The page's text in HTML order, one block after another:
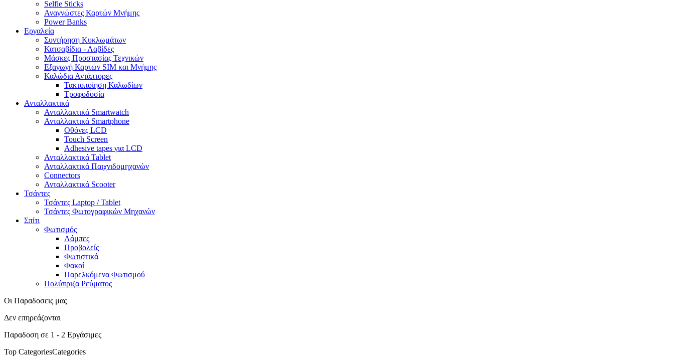
Selfie Sticks
Αναγνώστες Καρτών Μνήμης
Power Banks
Εργαλεία
Συντήρηση Κυκλωμάτων
Κατσαβίδια - Λαβίδες
Μάσκες Προστασίας Τεχνικών
Εξαγωγή Καρτών SIM και Μνήμης
Καλώδια Αντάπτορες
Τακτοποίηση Καλωδίων
Τροφοδοσία
Ανταλλακτικά
Ανταλλακτικά Smartwatch
Ανταλλακτικά Smartphone
Οθόνες LCD
Touch Screen
Adhesive tapes για LCD
Ανταλλακτικά Tablet
Ανταλλακτικά Παιχνιδομηχανών
Connectors
Ανταλλακτικά Scooter
Τσάντες
Τσάντες Laptop / Tablet
Τσάντες Φωτoγραφικών Μηχανών
Σπίτι
Φωτισμός
Λάμπες
Προβολείς
Φωτιστικά
Φακοί
Παρελκόμενα Φωτισμού
Πολύπριζα Ρεύματος
Οι Παραδοσεις μας
Δεν επηρεάζονται
Παραδοση σε 1 - 2 Εργάσιμες
Top CategoriesCategories